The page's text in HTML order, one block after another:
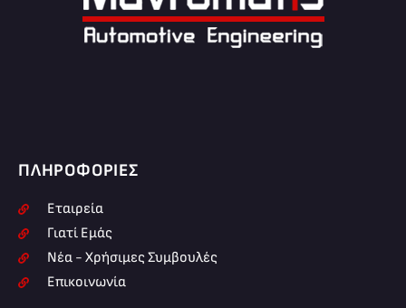
ΠΛΗΡΟΦΟΡΊΕΣ
Εταιρεία
Γιατί Εμάς
Νέα - Χρήσιμες Συμβουλές
Επικοινωνία